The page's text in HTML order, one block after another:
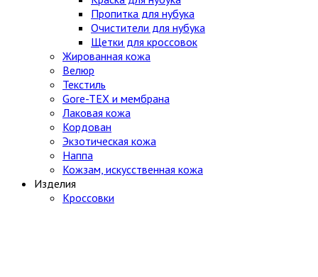
Пропитка для нубука
Очистители для нубука
Щетки для кроссовок
Жированная кожа
Велюр
Текстиль
Gore-TEX и мембрана
Лаковая кожа
Кордован
Экзотическая кожа
Наппа
Кожзам, искусственная кожа
Изделия
Кроссовки